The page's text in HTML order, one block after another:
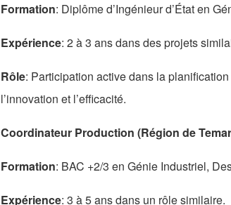
Formation: Diplôme d’Ingénieur d’État en
Expérience: 2 à 3 ans dans des projets
Rôle: Participation active dans la
l’innovation et l’efficacité.
Coordinateur Production (Région de
Formation: BAC +2/3 en Génie Industriel,
Expérience: 3 à 5 ans dans un rôle similaire.